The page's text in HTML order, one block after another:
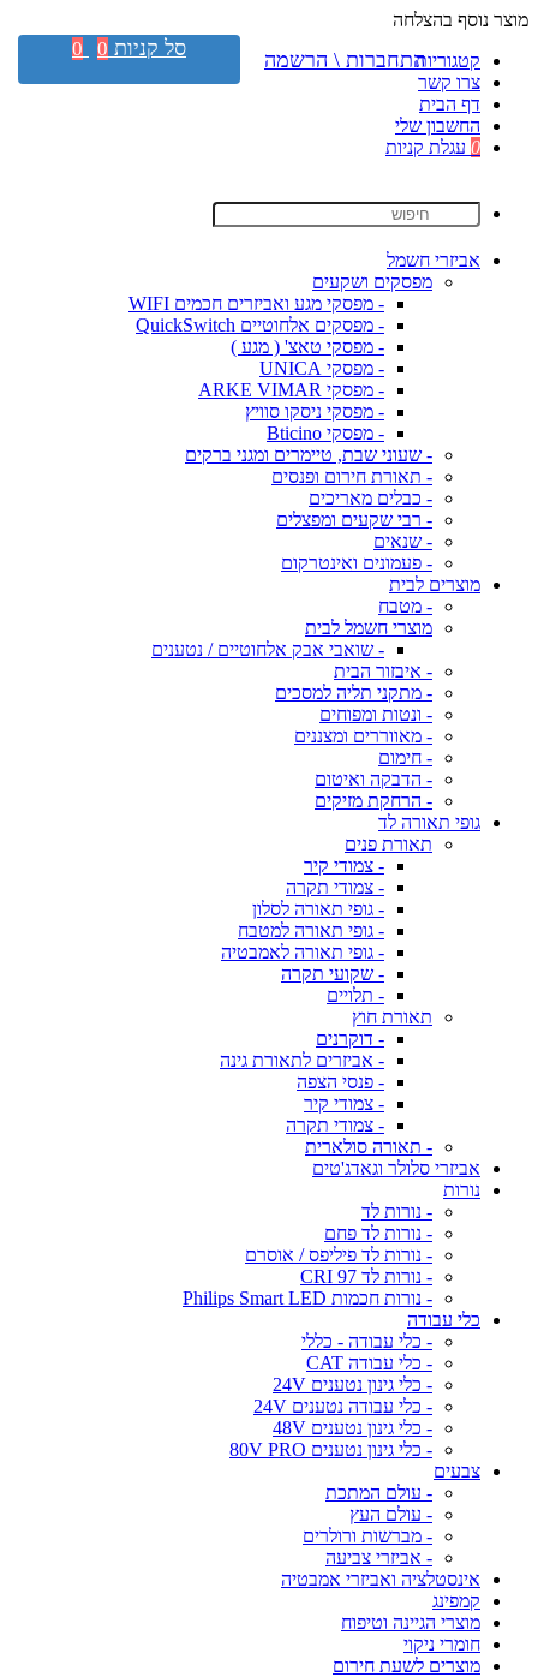
מוצר נוסף בהצלחה
קטגוריות
צרו קשר
דף הבית
החשבון שלי
0 עגלת קניות
אביזרי חשמל
מפסקים ושקעים
- מפסקי מגע ואביזרים חכמים WIFI
- מפסקים אלחוטיים QuickSwitch
- מפסקי טאצ' ( מגע )
- מפסקי UNICA
- מפסקי ARKE VIMAR
- מפסקי ניסקו סוויץ
- מפסקי Bticino
- שעוני שבת, טיימרים ומגני ברקים
- תאורת חירום ופנסים
- כבלים מאריכים
- רבי שקעים ומפצלים
- שנאים
- פעמונים ואינטרקום
מוצרים לבית
- מטבח
מוצרי חשמל לבית
- שואבי אבק אלחוטיים / נטענים
- איבזור הבית
- מתקני תליה למסכים
- ונטות ומפוחים
- מאווררים ומצננים
- חימום
- הדבקה ואיטום
- הרחקת מזיקים
גופי תאורה לד
תאורת פנים
- צמודי קיר
- צמודי תקרה
- גופי תאורה לסלון
- גופי תאורה למטבח
- גופי תאורה לאמבטיה
- שקועי תקרה
- תלויים
תאורת חוץ
- דוקרנים
- אביזרים לתאורת גינה
- פנסי הצפה
- צמודי קיר
- צמודי תקרה
- תאורה סולארית
אביזרי סלולר וגאדג'טים
נורות
- נורות לד
- נורות לד פחם
- נורות לד פיליפס / אוסרם
- נורות לד CRI 97
- נורות חכמות Philips Smart LED
כלי עבודה
- כלי עבודה - כללי
- כלי עבודה CAT
- כלי גינון נטענים 24V
- כלי עבודה נטענים 24V
- כלי גינון נטענים 48V
- כלי גינון נטענים 80V PRO
צבעים
- עולם המתכת
- עולם העץ
- מברשות ורולרים
- אביזרי צביעה
אינסטלציה ואביזרי אמבטיה
קמפינג
מוצרי הגיינה וטיפוח
חומרי ניקוי
מוצרים לשעת חירום
התחברות \ הרשמה סל קניות 0
0